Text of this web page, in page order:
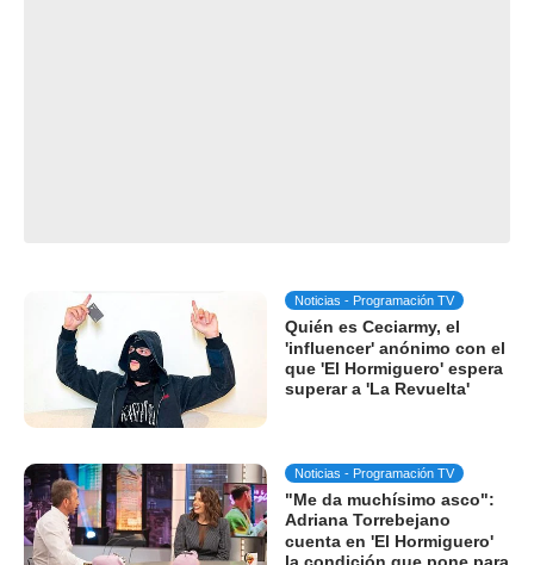
Noticias - Programación TV
Quién es Ceciarmy, el
'influencer' anónimo con el
que 'El Hormiguero' espera
superar a 'La Revuelta'
Noticias - Programación TV
"Me da muchísimo asco":
Adriana Torrebejano
cuenta en 'El Hormiguero'